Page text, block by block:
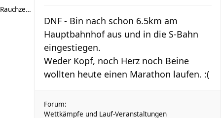
Rauchzeichen
DNF - Bin nach schon 6.5km am
Hauptbahnhof aus und in die S-Bahn
eingestiegen.
Weder Kopf, noch Herz noch Beine
wollten heute einen Marathon laufen. :(
Forum:
Wettkämpfe und Lauf-Veranstaltungen